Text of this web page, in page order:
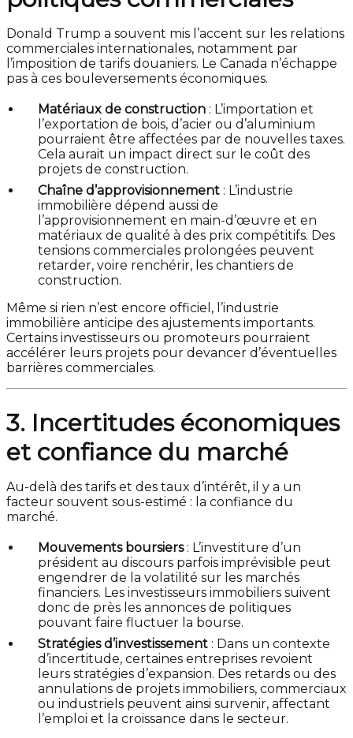
Donald Trump a souvent mis l’accent sur les relations
commerciales internationales, notamment par
l’imposition de tarifs douaniers. Le Canada n’échappe
pas à ces bouleversements économiques.
Matériaux de construction : L’importation et
l’exportation de bois, d’acier ou d’aluminium
pourraient être affectées par de nouvelles taxes.
Cela aurait un impact direct sur le coût des
projets de construction.
Chaîne d’approvisionnement : L’industrie
immobilière dépend aussi de
l’approvisionnement en main-d’œuvre et en
matériaux de qualité à des prix compétitifs. Des
tensions commerciales prolongées peuvent
retarder, voire renchérir, les chantiers de
construction.
Même si rien n’est encore officiel, l’industrie
immobilière anticipe des ajustements importants.
Certains investisseurs ou promoteurs pourraient
accélérer leurs projets pour devancer d’éventuelles
barrières commerciales.
3. Incertitudes économiques
et confiance du marché
Au-delà des tarifs et des taux d’intérêt, il y a un
facteur souvent sous-estimé : la confiance du
marché.
Mouvements boursiers: L’investiture d’un
président au discours parfois imprévisible peut
engendrer de la volatilité sur les marchés
financiers. Les investisseurs immobiliers suivent
donc de près les annonces de politiques
pouvant faire fluctuer la bourse.
Stratégies d’investissement : Dans un contexte
d’incertitude, certaines entreprises revoient
leurs stratégies d’expansion. Des retards ou des
annulations de projets immobiliers, commerciaux
ou industriels peuvent ainsi survenir, affectant
l’emploi et la croissance dans le secteur.